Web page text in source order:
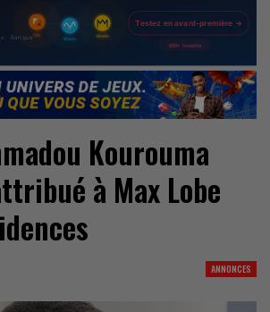
Kourouma
à Max Lobe
ANNONCES